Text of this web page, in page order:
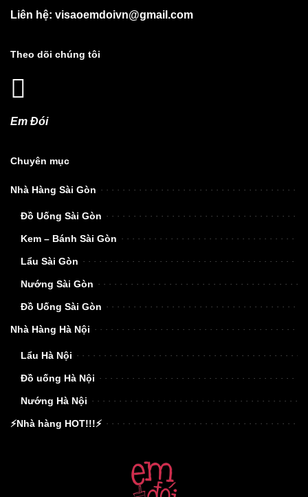
Liên hệ: visaoemdoivn@gmail.com
Theo dõi chúng tôi
Em Đói
Chuyên mục
Nhà Hàng Sài Gòn
Đồ Uống Sài Gòn
Kem – Bánh Sài Gòn
Lẩu Sài Gòn
Nướng Sài Gòn
Đồ Uống Sài Gòn
Nhà Hàng Hà Nội
Lẩu Hà Nội
Đồ uống Hà Nội
Nướng Hà Nội
⚡Nhà hàng HOT!!!⚡